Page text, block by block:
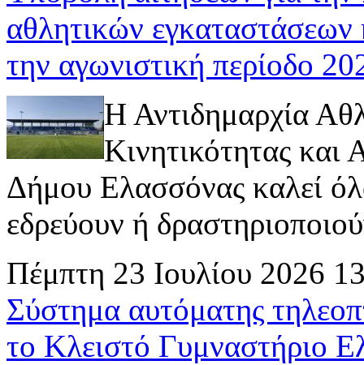
αθλητικών
την αγωνιστική περίοδο
Η Αντιδημαρχία
Κινητικότητας
Δήμου Ελασσόνας καλεί
εδρεύουν ή
Πέμπτη 23 Ιουλίου 2026
Σύστημα αυτόματης
το Κλειστό Γυμναστήριο